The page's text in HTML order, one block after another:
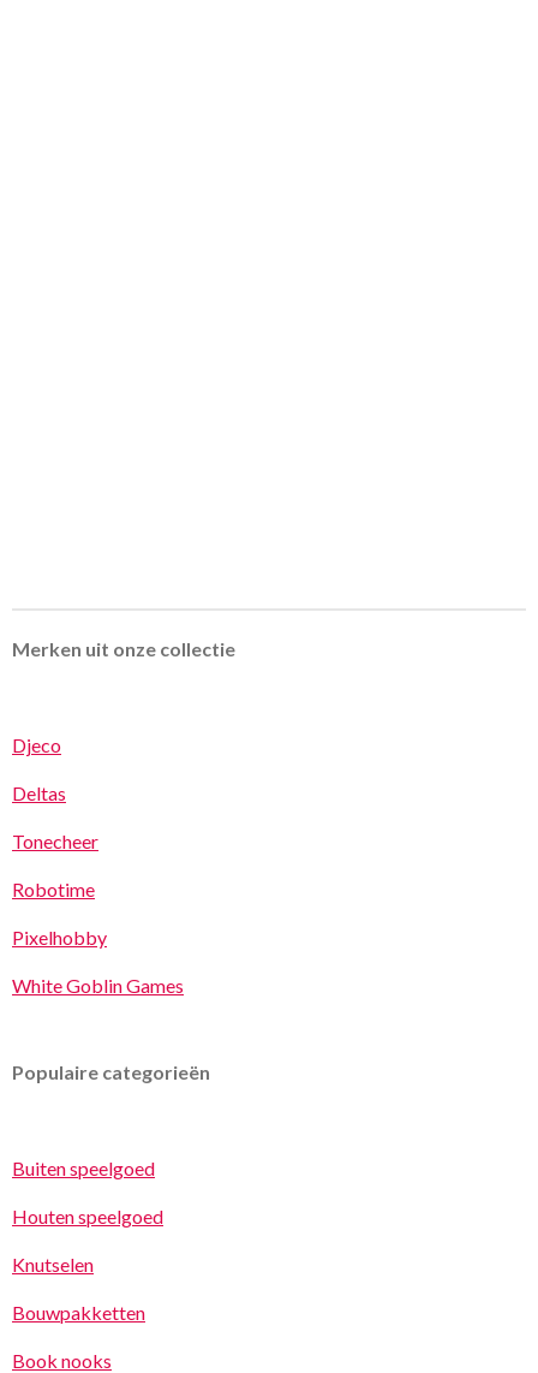
Merken uit onze collectie
Djeco
Deltas
Tonecheer
Robotime
Pixelhobby
White Goblin Games
Populaire categorieën
Buiten speelgoed
Houten speelgoed
Knutselen
Bouwpakketten
Book nooks